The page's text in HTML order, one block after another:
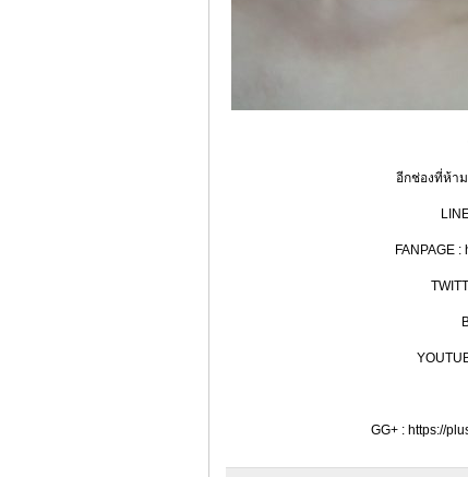
อีกช่องที่ห้า
FANPAGE
GG+ : https://